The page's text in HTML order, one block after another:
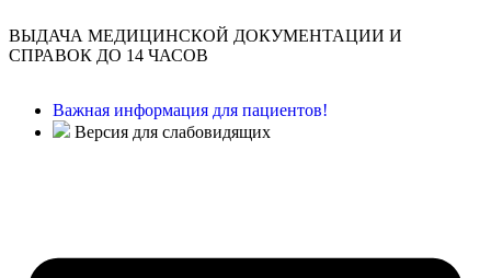
ВЫДАЧА МЕДИЦИНСКОЙ ДОКУМЕНТАЦИИ И
СПРАВОК ДО 14 ЧАСОВ
Важная информация для пациентов!
Версия для слабовидящих